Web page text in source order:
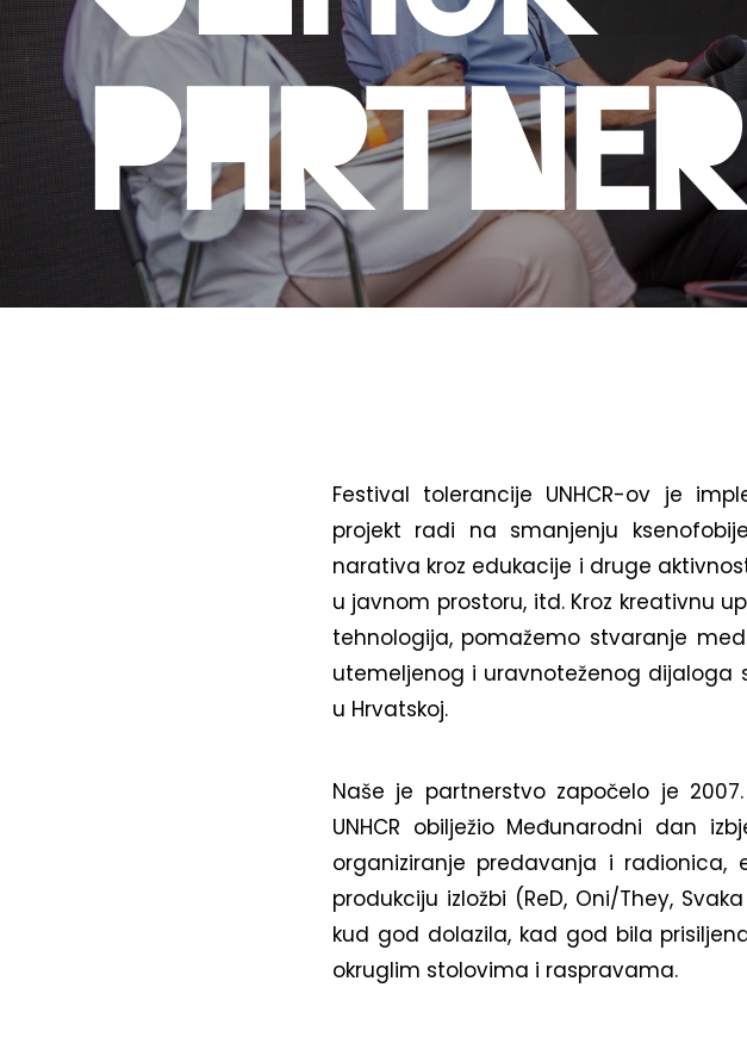
Festival tolerancije UNHCR-ov je
projekt radi na smanjenju
narativa kroz edukacije i druge
u javnom prostoru, itd. Kroz kreativnu
tehnologija, pomažemo stvaranje
utemeljenog i uravnoteženog dijaloga
u Hrvatskoj.
Naše je partnerstvo započelo je
UNHCR obilježio Međunarodni dan
organiziranje predavanja i radionica,
produkciju izložbi (ReD, Oni/They,
kud god dolazila, kad god bila
okruglim stolovima i raspravama.